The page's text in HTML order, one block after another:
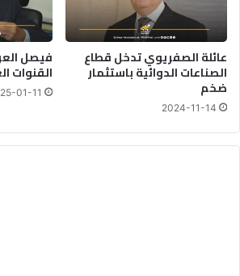
عائلة الصفريوي تدخل قطاع
الصناعات الدوائية باستثمار
ضخم
2024-11-14
فيصل
القنوات
01-11